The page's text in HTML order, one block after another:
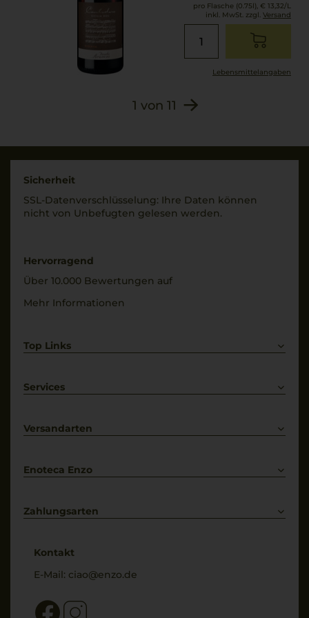
pro Flasche (0.75l), € 13,32/L
inkl. MwSt. zzgl. Versand
Lebensmittel­angaben
1 von 11
Sicherheit
SSL-Daten­verschlüs­selung: Ihre Daten können
nicht von Unbe­fugten gelesen werden.
Hervorragend
Über 10.000 Bewertungen auf
Mehr Informationen
Top Links
Weißwein
Services
Kontakt
Versandarten
Enoteca Enzo
Bewertungs-Richtlinien
Zahlungsarten
Kontakt
E-Mail: ciao@enzo.de